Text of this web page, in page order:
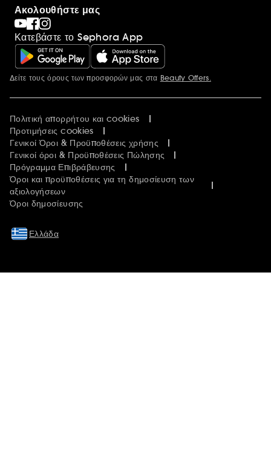
Ακολουθήστε μας
Κατεβάστε το Sephora App
Περισσότερες πληροφορίες
Δείτε τους όρους των προσφορών μας στα Beauty Offers.
Πολιτική απορρήτου και cookies
Προτιμήσεις cookies
Γενικοί Όροι & Προϋποθέσεις χρήσης
Γενικοί όροι & Προϋποθέσεις Πώλησης
Πρόγραμμα Επιβράβευσης
Όροι και προϋποθέσεις για τη δημοσίευση των
αξιολογήσεων
Όροι δημοσίευσης
Ελλάδα